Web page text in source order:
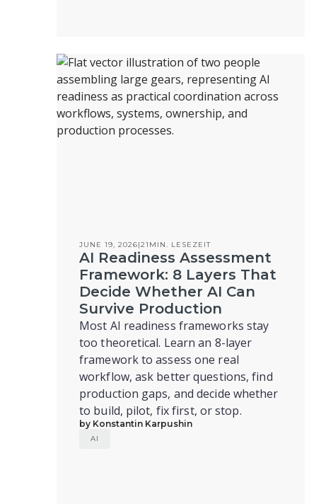
JUNE 19, 2026|21 MIN. LESEZEIT
AI Readiness Assessment
Framework: 8 Layers That
Decide Whether AI Can
Survive Production
Most AI readiness frameworks stay
too theoretical. Learn an 8-layer
framework to assess one real
workflow, ask better questions, find
production gaps, and decide whether
to build, pilot, fix first, or stop.
by Konstantin Karpushin
AI